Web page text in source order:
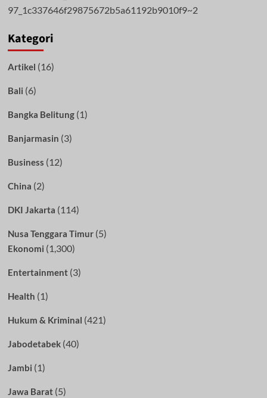
Kategori
Artikel (16)
Bali (6)
Bangka Belitung(1)
Banjarmasin (3)
Business (12)
China (2)
DKI Jakarta (114)
Nusa Tenggara Timur(5)
Ekonomi (1,300)
Entertainment(3)
Health (1)
Hukum & Kriminal (421)
Jabodetabek(40)
Jambi (1)
Jawa Barat(5)